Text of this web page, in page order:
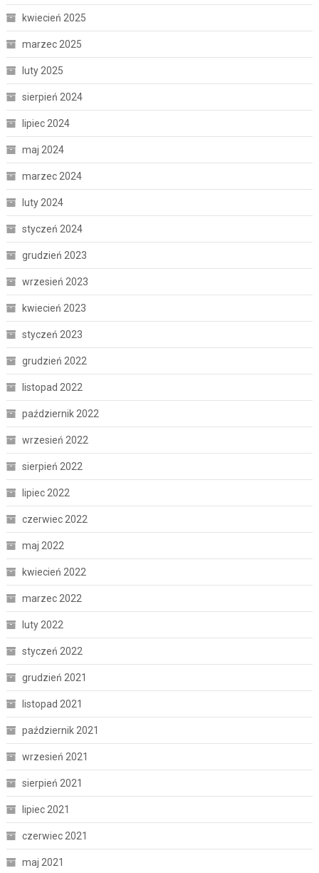
kwiecień 2025
marzec 2025
luty 2025
sierpień 2024
lipiec 2024
maj 2024
marzec 2024
luty 2024
styczeń 2024
grudzień 2023
wrzesień 2023
kwiecień 2023
styczeń 2023
grudzień 2022
listopad 2022
październik 2022
wrzesień 2022
sierpień 2022
lipiec 2022
czerwiec 2022
maj 2022
kwiecień 2022
marzec 2022
luty 2022
styczeń 2022
grudzień 2021
listopad 2021
październik 2021
wrzesień 2021
sierpień 2021
lipiec 2021
czerwiec 2021
maj 2021